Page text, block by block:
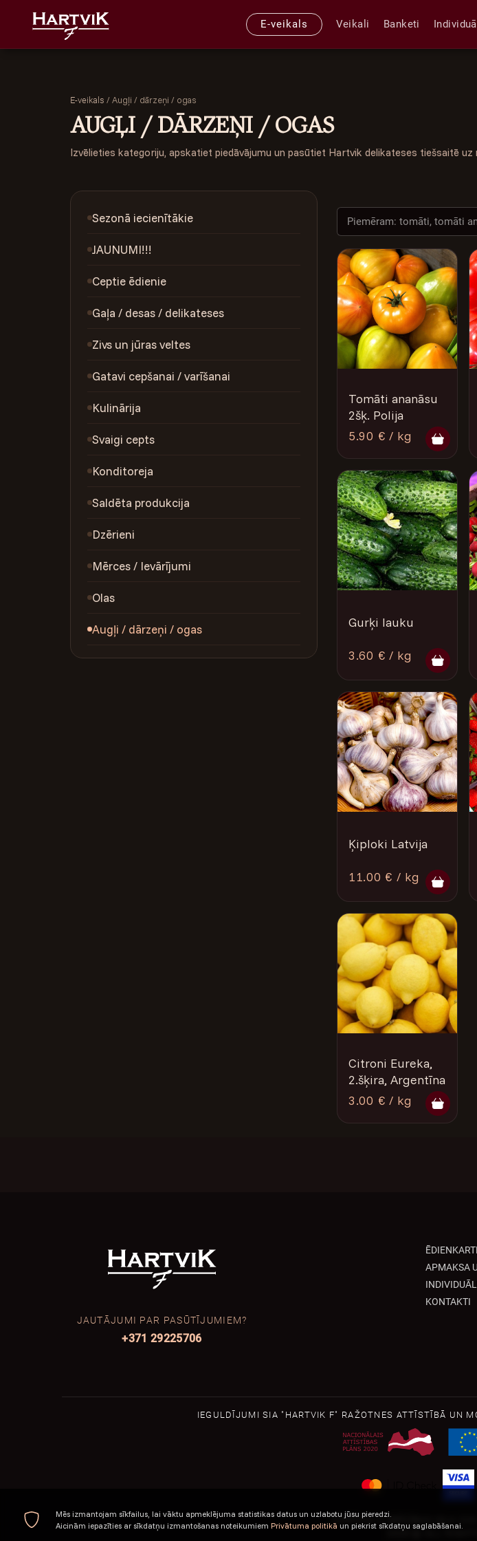
E-veikals Veikali Banketi
E-veikals /Augļi / dārzeņi / ogas
AUGĻI / DĀRZEŅI / OGAS
Izvēlieties kategoriju, apskatiet piedāvājumu un pasūtiet Hartvik delikateses tiešsaitē uz
Sezonā iecienītākie
JAUNUMI!!!
Ceptie ēdienie
Gaļa / desas / delikateses
Zivs un jūras veltes
Gatavi cepšanai / varīšanai
Kulinārija
Svaigi cepts
Konditoreja
Saldēta produkcija
Dzērieni
Mērces / Ievārījumi
Olas
Augļi / dārzeņi / ogas
Tomāti ananāsu
2šķ. Polija
5.90 € / kg
Gurķi lauku
3.60 € / kg
Ķiploki Latvija
11.00 € / kg
Citroni Eureka,
2.šķira, Argentīna
3.00 € / kg
JAUTĀJUMI PAR PASŪTĪJUMIEM?
+371 29225706
APMAKSA
KONTAKTI
IEGULDĪJUMI SIA "HARTVIK F" RAŽOTNES ATTĪSTĪBĀ UN
HARTVIK F, BRĪVĪBAS IELA
2026 © ALL
Mēs izmantojam sīkfailus, lai vāktu apmeklējuma statistikas datus un uzlabotu jūsu pieredzi.
Aicinām iepazīties ar sīkdatņu izmantošanas noteikumiem Privātuma politikā un piekrist sīkdatņu saglabāšanai.